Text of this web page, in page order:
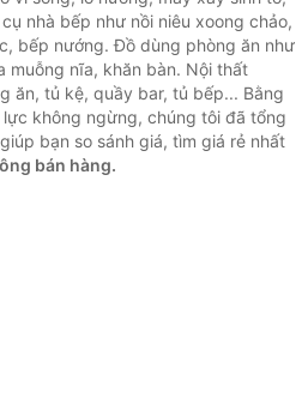
nhà bếp như nồi niêu xoong chảo,
bếp nướng. Đồ dùng phòng ăn như
muỗng nĩa, khăn bàn. Nội thất
ăn, tủ kệ, quầy bar, tủ bếp... Bằng
không ngừng, chúng tôi đã tổng
bạn so sánh giá, tìm giá rẻ nhất
bán hàng.